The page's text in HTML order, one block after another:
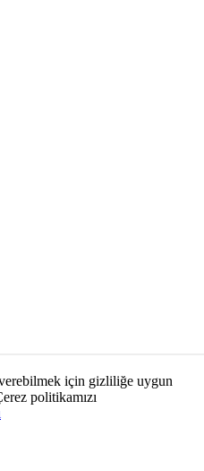
için gizliliğe uygun
politikamızı